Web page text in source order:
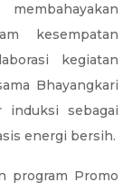
kesempatan
kegiatan
Bhayangkari
induksi sebagai
energi bersih.
program Promo